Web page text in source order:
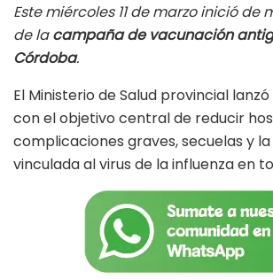
at
s
p
p
b
oo
tt
er
ai
l
m
p
ti
r
Este miércoles 11 de marzo inició de
de lacampaña de vacunación
Córdoba.
El Ministerio de Salud provincial
con el objetivo central de reducir
complicaciones graves, secuelas y
vinculada al virus de la influenza en